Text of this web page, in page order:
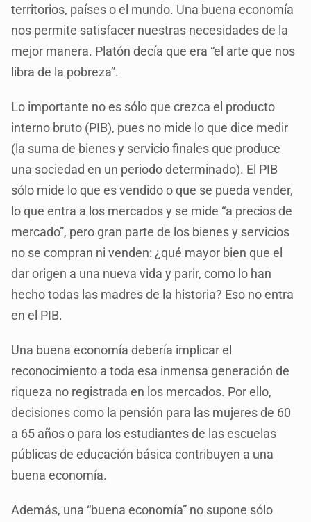
territorios, países o el mundo. Una buena economía
nos permite satisfacer nuestras necesidades de la
mejor manera. Platón decía que era “el arte que nos
libra de la pobreza”.
Lo importante no es sólo que crezca el producto
interno bruto (PIB), pues no mide lo que dice medir
(la suma de bienes y servicio finales que produce
una sociedad en un periodo determinado). El PIB
sólo mide lo que es vendido o que se pueda vender,
lo que entra a los mercados y se mide “a precios de
mercado”, pero gran parte de los bienes y servicios
no se compran ni venden: ¿qué mayor bien que el
dar origen a una nueva vida y parir, como lo han
hecho todas las madres de la historia? Eso no entra
en el PIB.
Una buena economía debería implicar el
reconocimiento a toda esa inmensa generación de
riqueza no registrada en los mercados. Por ello,
decisiones como la pensión para las mujeres de 60
a 65 años o para los estudiantes de las escuelas
públicas de educación básica contribuyen a una
buena economía.
Además, una “buena economía” no supone sólo